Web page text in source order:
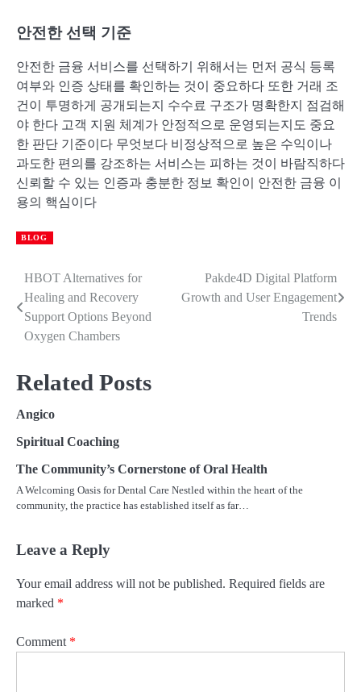
안전한 선택 기준
안전한 금융 서비스를 선택하기 위해서는 먼저 공식 등록
여부와 인증 상태를 확인하는 것이 중요하다 또한 거래 조
건이 투명하게 공개되는지 수수료 구조가 명확한지 점검해
야 한다 고객 지원 체계가 안정적으로 운영되는지도 중요
한 판단 기준이다 무엇보다 비정상적으로 높은 수익이나
과도한 편의를 강조하는 서비스는 피하는 것이 바람직하다
신뢰할 수 있는 인증과 충분한 정보 확인이 안전한 금융 이
용의 핵심이다
BLOG
Post
navigation
HBOT Alternatives for
Healing and Recovery
Support Options Beyond
Oxygen Chambers
Pakde4D Digital Platform
Growth and User Engagement
Trends
Related Posts
Angico
Spiritual Coaching
The Community’s Cornerstone of Oral Health
A Welcoming Oasis for Dental Care Nestled within the heart of the
community, the practice has established itself as far…
Leave a Reply
Your email address will not be published. Required fields are
marked *
Comment *